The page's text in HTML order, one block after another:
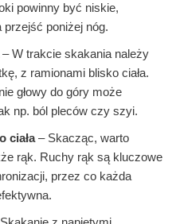
powinny być niskie,
przejść poniżej nóg.
– W trakcie skakania należy
z ramionami blisko ciała.
głowy do góry może
np. ból pleców czy szyi.
ciała– Skacząc, warto
rąk. Ruchy rąk są kluczowe
przez co każda